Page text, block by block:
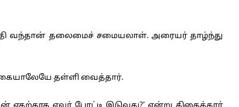
வந்தான் தலைமைச் சமையலாள். அரையர் தாழ்ந்து
கையாலேயே தள்ளி வைத்தார்.